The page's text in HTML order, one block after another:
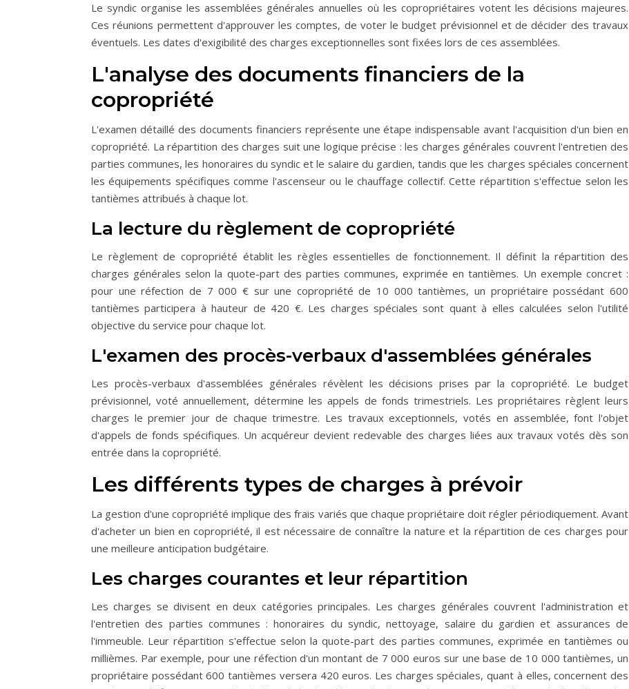
Le syndic organise les assemblées générales annuelles où les copropriétaires votent les décisions majeures.
Ces réunions permettent d'approuver les comptes, de voter le budget prévisionnel et de décider des travaux
éventuels. Les dates d'exigibilité des charges exceptionnelles sont fixées lors de ces assemblées.
L'analyse des documents financiers de la
copropriété
L'examen détaillé des documents financiers représente une étape indispensable avant l'acquisition d'un bien en
copropriété. La répartition des charges suit une logique précise : les charges générales couvrent l'entretien des
parties communes, les honoraires du syndic et le salaire du gardien, tandis que les charges spéciales concernent
les équipements spécifiques comme l'ascenseur ou le chauffage collectif. Cette répartition s'effectue selon les
tantièmes attribués à chaque lot.
La lecture du règlement de copropriété
Le règlement de copropriété établit les règles essentielles de fonctionnement. Il définit la répartition des
charges générales selon la quote-part des parties communes, exprimée en tantièmes. Un exemple concret :
pour une réfection de 7 000 € sur une copropriété de 10 000 tantièmes, un propriétaire possédant 600
tantièmes participera à hauteur de 420 €. Les charges spéciales sont quant à elles calculées selon l'utilité
objective du service pour chaque lot.
L'examen des procès-verbaux d'assemblées générales
Les procès-verbaux d'assemblées générales révèlent les décisions prises par la copropriété. Le budget
prévisionnel, voté annuellement, détermine les appels de fonds trimestriels. Les propriétaires règlent leurs
charges le premier jour de chaque trimestre. Les travaux exceptionnels, votés en assemblée, font l'objet
d'appels de fonds spécifiques. Un acquéreur devient redevable des charges liées aux travaux votés dès son
entrée dans la copropriété.
Les différents types de charges à prévoir
La gestion d'une copropriété implique des frais variés que chaque propriétaire doit régler périodiquement. Avant
d'acheter un bien en copropriété, il est nécessaire de connaître la nature et la répartition de ces charges pour
une meilleure anticipation budgétaire.
Les charges courantes et leur répartition
Les charges se divisent en deux catégories principales. Les charges générales couvrent l'administration et
l'entretien des parties communes : honoraires du syndic, nettoyage, salaire du gardien et assurances de
l'immeuble. Leur répartition s'effectue selon la quote-part des parties communes, exprimée en tantièmes ou
millièmes. Par exemple, pour une réfection d'un montant de 7 000 euros sur une base de 10 000 tantièmes, un
propriétaire possédant 600 tantièmes versera 420 euros. Les charges spéciales, quant à elles, concernent des